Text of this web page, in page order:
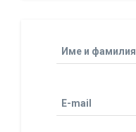
Име и фамилия
E-mail